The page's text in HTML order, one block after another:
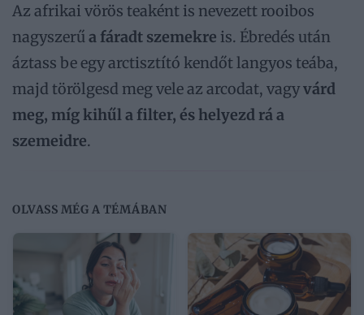
Az afrikai vörös teaként is nevezett rooibos
nagyszerű a fáradt szemekre is. Ébredés után
áztass be egy arctisztító kendőt langyos teába,
majd törölgesd meg vele az arcodat, vagyvárd
meg, míg kihűl a filter, és helyezd rá a
szemeidre.
OLVASS MÉG A TÉMÁBAN